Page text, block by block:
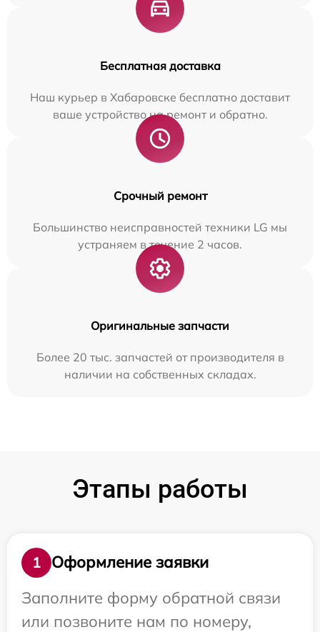
Бесплатная доставка
Наш курьер в Хабаровске бесплатно доставит
ваше устройство на ремонт и обратно.
Срочный ремонт
Большинство неисправностей техники LG мы
устраняем в течение 2 часов.
Оригинальные запчасти
Более 20 тыс. запчастей от производителя в
наличии на собственных складах.
Этапы работы
1
Оформление заявки
Заполните форму обратной связи
или позвоните нам по номеру,